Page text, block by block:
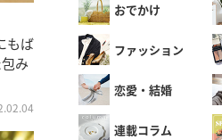
もば
み
おでかけ
ファッション
恋愛・結婚
連載コラム